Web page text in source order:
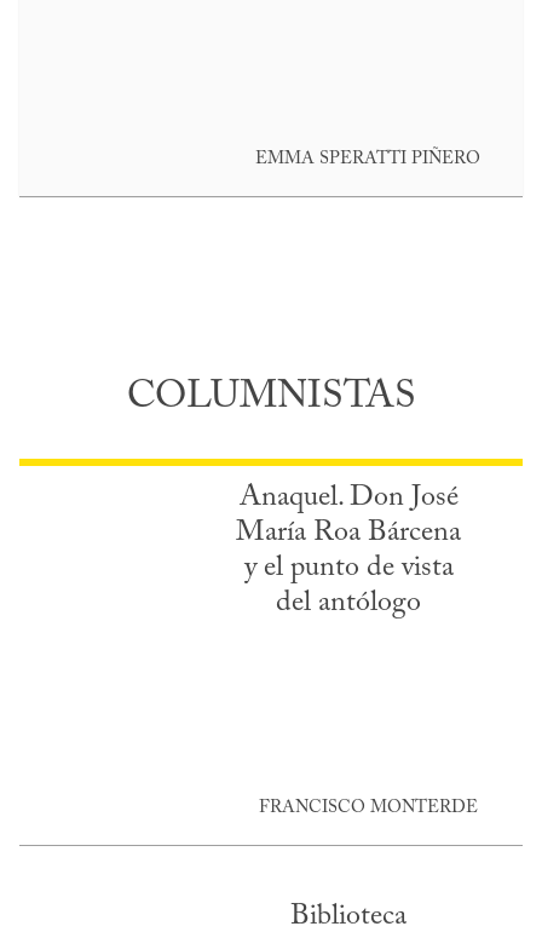
EMMA SPERATTI PIÑERO
COLUMNISTAS
Anaquel. Don José
María Roa Bárcena
y el punto de vista
del antólogo
FRANCISCO MONTERDE
Biblioteca